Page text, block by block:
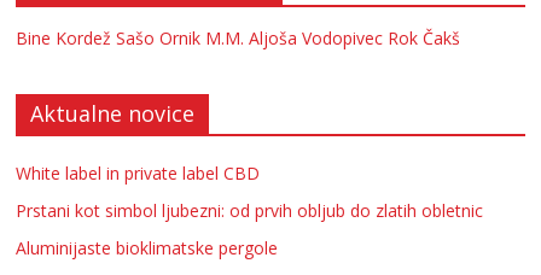
Bine Kordež Sašo Ornik M.M. Aljoša Vodopivec Rok Čakš
Aktualne novice
White label in private label CBD
Prstani kot simbol ljubezni: od prvih obljub do zlatih obletnic
Aluminijaste bioklimatske pergole